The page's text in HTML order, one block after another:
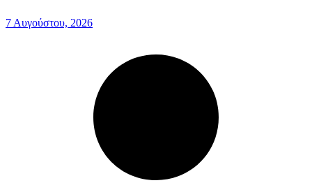
7 Αυγούστου, 2026